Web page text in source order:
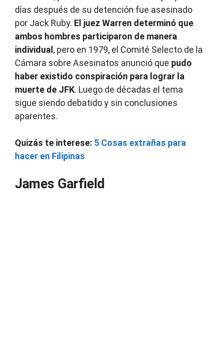
días después de su detención fue asesinado
por Jack Ruby. El juez Warren determinó que
ambos hombres participaron de manera
individual , pero en 1979, el Comité Selecto de la
Cámara sobre Asesinatos anunció que pudo
haber existido conspiración para lograr la
muerte de JFK. Luego de décadas el tema
sigue siendo debatido y sin conclusiones
aparentes.
Quizás te interese: 5 Cosas extrañas para
hacer en Filipinas
James Garfield